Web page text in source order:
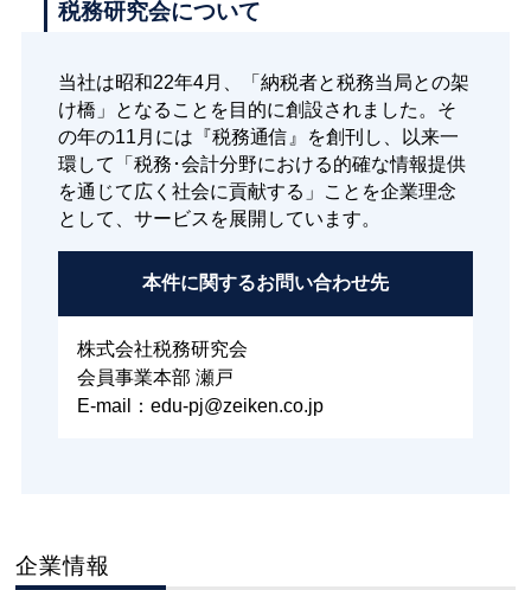
税務研究会について
当社は昭和22年4月、「納税者と税務当局との架
け橋」となることを目的に創設されました。そ
の年の11月には『税務通信』を創刊し、以来一
環して「税務･会計分野における的確な情報提供
を通じて広く社会に貢献する」ことを企業理念
として、サービスを展開しています。
本件に関するお問い合わせ先
株式会社税務研究会
会員事業本部 瀬戸
E-mail：edu-pj@zeiken.co.jp
企業情報